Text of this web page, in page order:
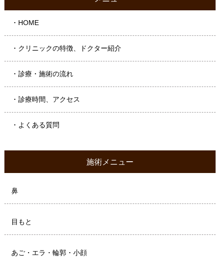
・HOME
・クリニックの特徴、ドクター紹介
・診療・施術の流れ
・診療時間、アクセス
・よくある質問
施術メニュー
鼻
目もと
あご・エラ・輪郭・小顔